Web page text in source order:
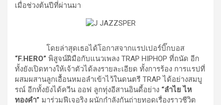
เมื่อช่วงต้นปีที่ผ่านมา
โดยล่าสุดเธอได้โอกาสจากแรปเปอร์บิ๊กบอส
“F.HERO” พิสูจน์ฝีมือกับแนวเพลง TRAP HIPHOP ที่ถนัด อีก
ทั้งยังเปิดทางให้เจ้าตัวได้ลงรายละเอียด ทั้งการร้อง การแรปที่
ผสมผสานลูกเอื้อนหมอลำเข้าไว้ในดนตรี TRAP ได้อย่างสมบู
รณ์ อีกทั้งยังได้ควีน ออฟ ลูกทุ่งอีสานอินดี้อย่าง “ลำไย ไห
ทองคำ” มาร่วมฟีเจอริง ผนักกำลังกันถ่ายทอดเรื่องราวชีวิต